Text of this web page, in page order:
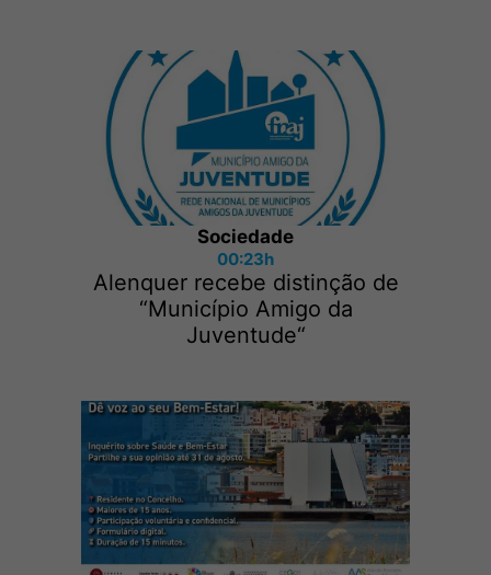
Sociedade
00:23h
Alenquer recebe distinção de
“Município Amigo da
Juventude“